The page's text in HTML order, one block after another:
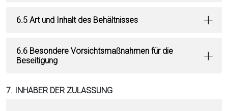
6.5 Art und Inhalt des Behältnisses
6.6 Besondere Vorsichtsmaßnahmen für die
Beseitigung
7. INHABER DER ZULASSUNG